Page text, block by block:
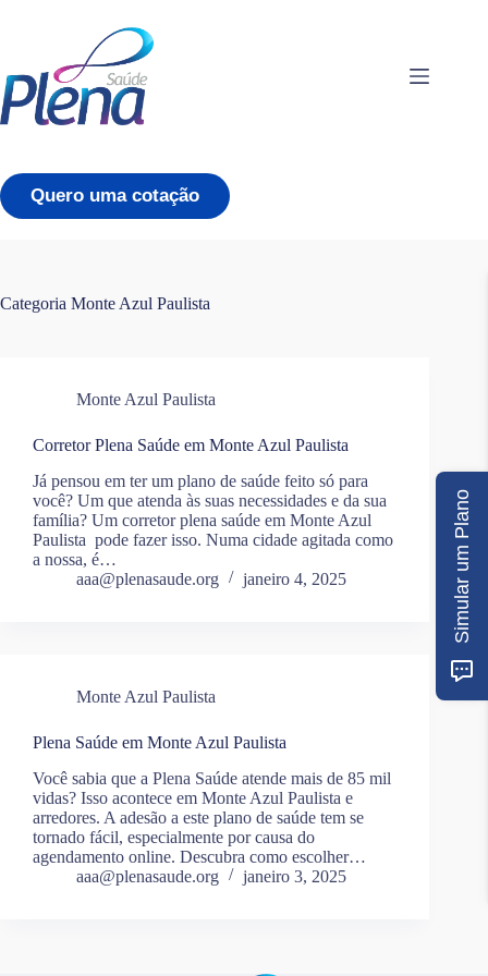
conteúdo
Quero uma cotação
Categoria Monte Azul Paulista
Monte Azul Paulista
Corretor Plena Saúde em Monte Azul Paulista
Já pensou em ter um plano de saúde feito só para
você? Um que atenda às suas necessidades e da sua
família? Um corretor plena saúde em Monte Azul
Paulista pode fazer isso. Numa cidade agitada como
a nossa, é…
aaa@plenasaude.org
janeiro 4, 2025
Monte Azul Paulista
Plena Saúde em Monte Azul Paulista
Você sabia que a Plena Saúde atende mais de 85 mil
vidas? Isso acontece em Monte Azul Paulista e
arredores. A adesão a este plano de saúde tem se
tornado fácil, especialmente por causa do
agendamento online. Descubra como escolher…
aaa@plenasaude.org
janeiro 3, 2025
Simular um Plano